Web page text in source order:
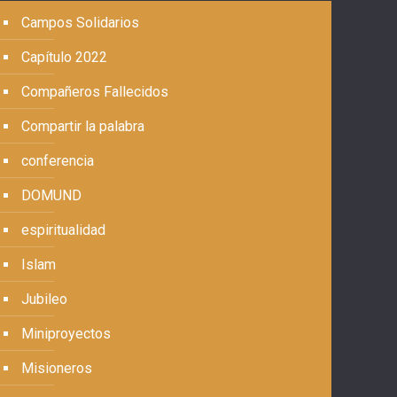
Campos Solidarios
Capítulo 2022
Compañeros Fallecidos
Compartir la palabra
conferencia
DOMUND
espiritualidad
Islam
Jubileo
Miniproyectos
Misioneros